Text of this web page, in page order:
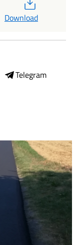
Download
Telegram